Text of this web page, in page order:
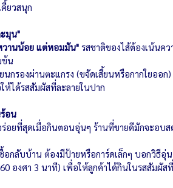
ยวสนุก
มุน"
วานน้อย แต่หอมมัน" รสชาติของไส้ต้องเน้นค
ข้น
นกรองผ่านตะแกรง (ขจัดเสี้ยนหรือกากใยออ
ได้รสสัมผัสที่ละลายในปาก
อน
อยที่สุดเมื่อกินตอนอุ่นๆ ร้านที่ขายดีมักจะอบ
อกลับบ้าน ต้องมีป้ายหรือการ์ดเล็กๆ บอกวิธีอุ่น
องศา 3 นาที) เพื่อให้ลูกค้าได้กินในรสสัมผั